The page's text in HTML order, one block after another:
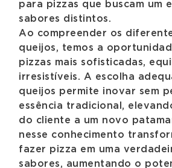
para pizzas que buscam um
sabores distintos.
Ao compreender os
queijos, temos a
pizzas mais sofisticadas,
irresistíveis. A escolha
queijos permite inovar sem
essência tradicional,
do cliente a um novo
nesse conhecimento
fazer pizza em uma
sabores, aumentando o